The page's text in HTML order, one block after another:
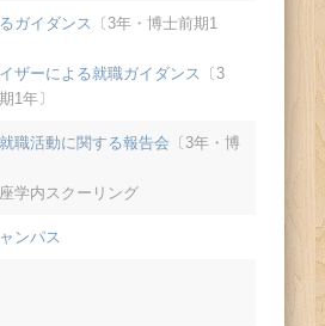
ガイダンス 〔3年・博士前期1
ザーによる就職ガイダンス 〔3
1年〕
職活動に関する報告会 〔3年・博
学内スクーリング
ンパス